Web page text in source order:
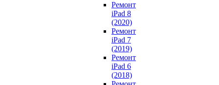
Ремонт
iPad 8
(2020)
Ремонт
iPad 7
(2019)
Ремонт
iPad 6
(2018)